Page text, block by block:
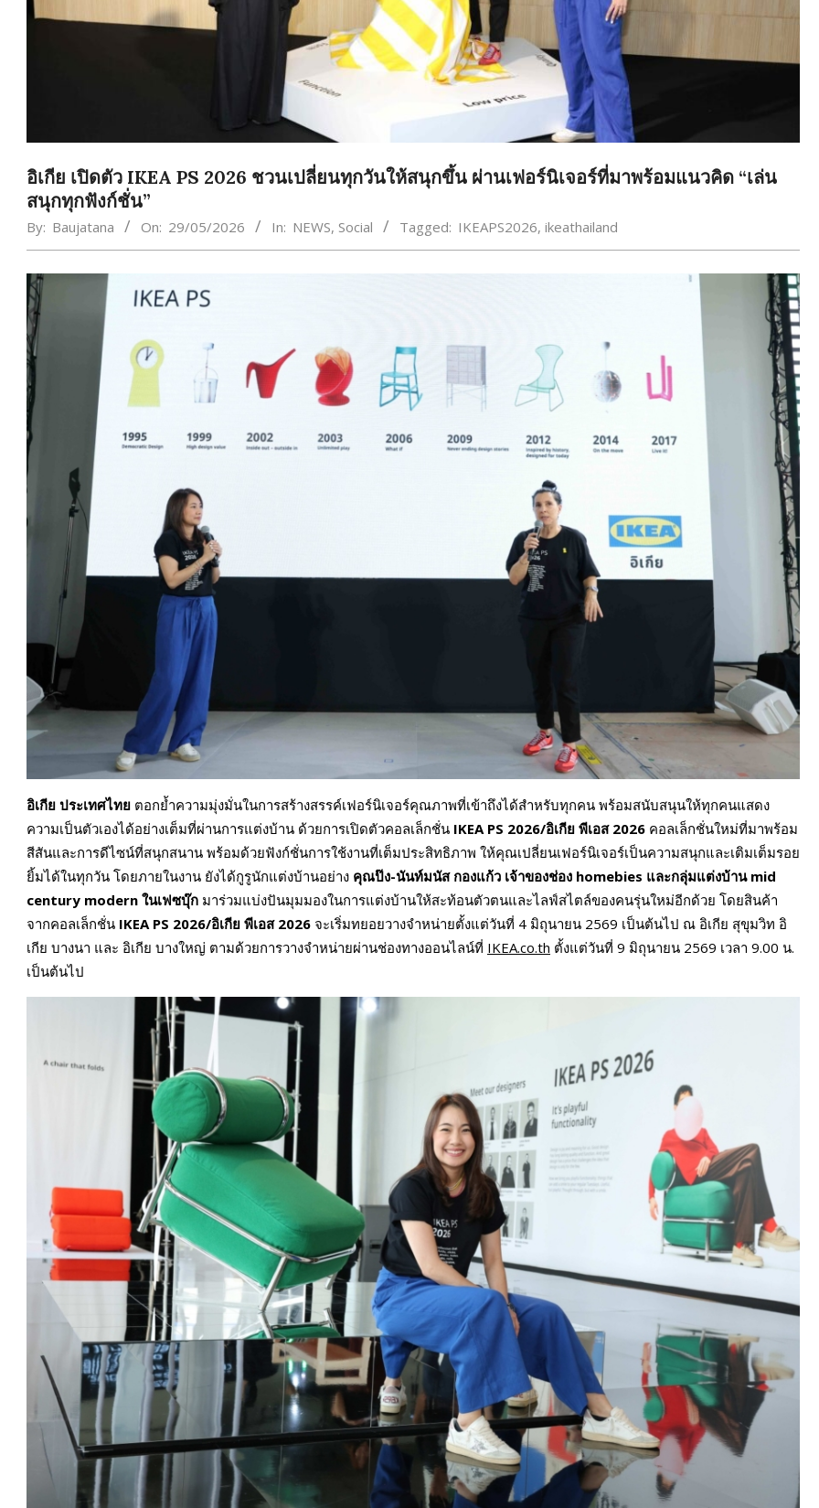
อิเกีย เปิดตัว IKEA PS 2026 ชวนเปลี่ยนทุกวันให้สนุกขึ้น ผ่านเฟอร์นิเจอร์ที่มาพร้อมแนวคิด “เล่น
สนุกทุกฟังก์ชั่น”
By: Baujatana On: 29/05/2026 In: NEWS, Social Tagged: IKEAPS2026, ikeathailand
อิเกีย ประเทศไทย ตอกย้ำความมุ่งมั่นในการสร้างสรรค์เฟอร์นิเจอร์คุณภาพที่เข้าถึงได้สำหรับทุกคน พร้อมสนับสนุนให้ทุกคนแสดง
ความเป็นตัวเองได้อย่างเต็มที่ผ่านการแต่งบ้าน ด้วยการเปิดตัวคอลเล็กชั่น IKEA PS 2026/อิเกีย พีเอส 2026 คอลเล็กชั่นใหม่ที่มาพร้อม
สีสันและการดีไซน์ที่สนุกสนาน พร้อมด้วยฟังก์ชั่นการใช้งานที่เต็มประสิทธิภาพ ให้คุณเปลี่ยนเฟอร์นิเจอร์เป็นความสนุกและเติมเต็มรอย
ยิ้มได้ในทุกวัน โดยภายในงาน ยังได้กูรูนักแต่งบ้านอย่าง คุณป๊ง-นันท์มนัส กองแก้ว เจ้าของช่อง homebies และกลุ่มแต่งบ้าน mid
century modern ในเฟซบุ๊ก มาร่วมแบ่งปันมุมมองในการแต่งบ้านให้สะท้อนตัวตนและไลฟ์สไตล์ของคนรุ่นใหม่อีกด้วย โดยสินค้า
จากคอลเล็กชั่น IKEA PS 2026/อิเกีย พีเอส 2026 จะเริ่มทยอยวางจำหน่ายตั้งแต่วันที่ 4 มิถุนายน 2569 เป็นต้นไป ณ อิเกีย สุขุมวิท อิ
เกีย บางนา และ อิเกีย บางใหญ่ ตามด้วยการวางจำหน่ายผ่านช่องทางออนไลน์ที่ IKEA.co.th ตั้งแต่วันที่ 9 มิถุนายน 2569 เวลา 9.00 น.
เป็นต้นไป